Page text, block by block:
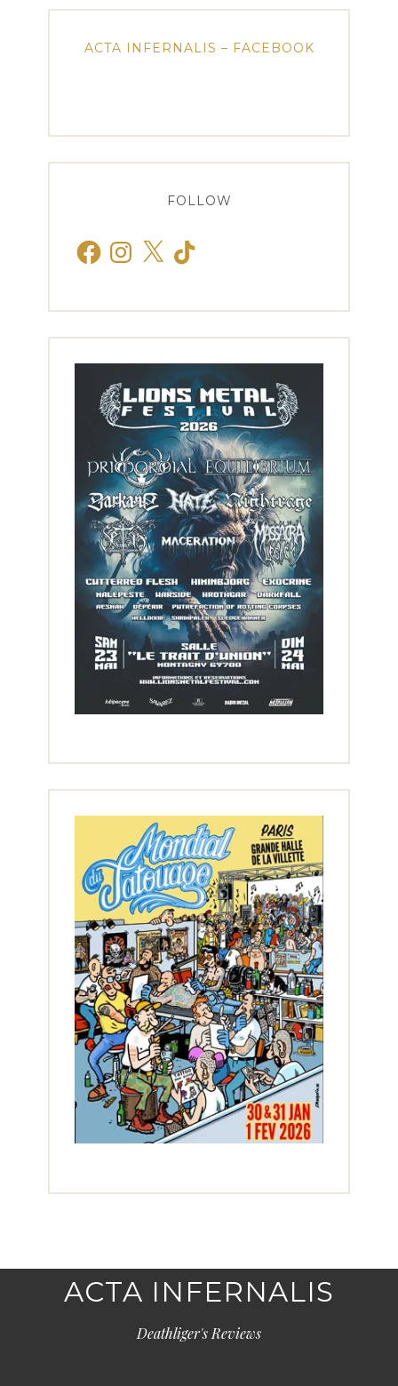
ACTA INFERNALIS – FACEBOOK
FOLLOW
FacebookInstagram
X TikTok
ACTA INFERNALIS
Deathliger's Reviews